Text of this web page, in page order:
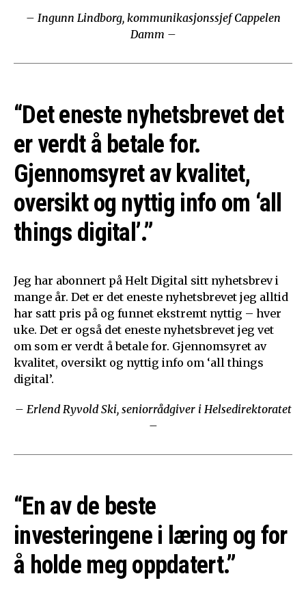
– Ingunn Lindborg, kommunikasjonssjef Cappelen
Damm –
“Det eneste nyhetsbrevet det
er verdt å betale for.
Gjennomsyret av kvalitet,
oversikt og nyttig info om ‘all
things digital’.”
Jeg har abonnert på Helt Digital sitt nyhetsbrev i
mange år. Det er det eneste nyhetsbrevet jeg alltid
har satt pris på og funnet ekstremt nyttig – hver
uke. Det er også det eneste nyhetsbrevet jeg vet
om som er verdt å betale for. Gjennomsyret av
kvalitet, oversikt og nyttig info om ‘all things
digital’.
– Erlend Ryvold Ski, seniorrådgiver i Helsedirektoratet
–
“En av de beste
investeringene i læring og for
å holde meg oppdatert.”